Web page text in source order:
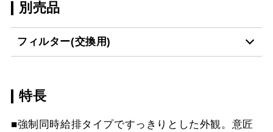
別売品
フィルター(交換用)
CSF16-4001
特長
■強制同時給排タイプですっきりとした外観。意匠